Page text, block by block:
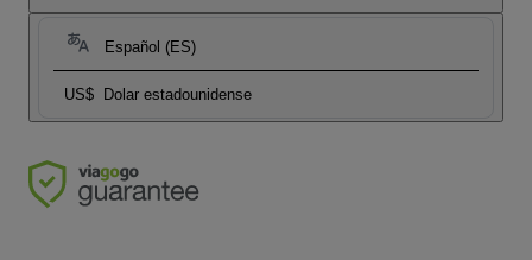
Español (ES)
US$ Dolar estadounidense